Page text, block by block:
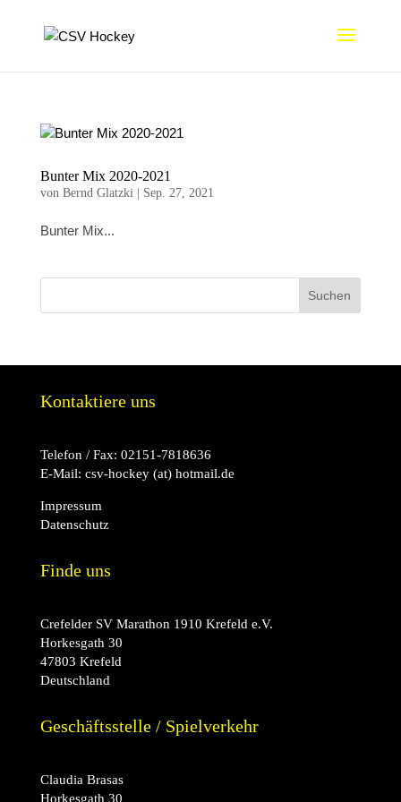
Bunter Mix 2020-2021
von Bernd Glatzki| Sep. 27, 2021
Bunter Mix...
Suchen
Kontaktiere uns
Telefon / Fax: 02151-7818636
E-Mail: csv-hockey (at) hotmail.de
Impressum
Datenschutz
Finde uns
Crefelder SV Marathon 1910 Krefeld e.V.
Horkesgath 30
47803 Krefeld
Deutschland
Geschäftsstelle / Spielverkehr
Claudia Brasas
Horkesgath 30